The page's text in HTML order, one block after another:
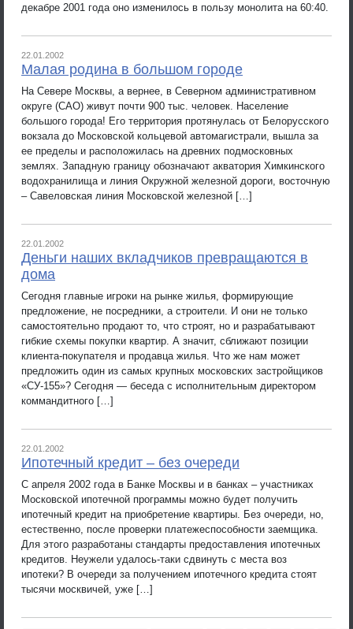
декабре 2001 года оно изменилось в пользу монолита на 60:40.
22.01.2002
Малая родина в большом городе
На Севере Москвы, а вернее, в Северном административном
округе (САО) живут почти 900 тыс. человек. Население
большого города! Его территория протянулась от Белорусского
вокзала до Московской кольцевой автомагистрали, вышла за
ее пределы и расположилась на древних подмосковных
землях. Западную границу обозначают акватория Химкинского
водохранилища и линия Окружной железной дороги, восточную
– Савеловская линия Московской железной […]
22.01.2002
Деньги наших вкладчиков превращаются в
дома
Сегодня главные игроки на рынке жилья, формирующие
предложение, не посредники, а строители. И они не только
самостоятельно продают то, что строят, но и разрабатывают
гибкие схемы покупки квартир. А значит, сближают позиции
клиента-покупателя и продавца жилья. Что же нам может
предложить один из самых крупных московских застройщиков
«СУ-155»? Сегодня — беседа с исполнительным директором
коммандитного […]
22.01.2002
Ипотечный кредит – без очереди
С апреля 2002 года в Банке Москвы и в банках – участниках
Московской ипотечной программы можно будет получить
ипотечный кредит на приобретение квартиры. Без очереди, но,
естественно, после проверки платежеспособности заемщика.
Для этого разработаны стандарты предоставления ипотечных
кредитов. Неужели удалось-таки сдвинуть с места воз
ипотеки? В очереди за получением ипотечного кредита стоят
тысячи москвичей, уже […]